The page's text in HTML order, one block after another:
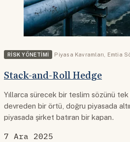
RISK YÖNETIMI Piyasa Kavramları Emtia
Stack-and-Roll Hedge
Yıllarca sürecek bir teslim sözünü tek
devreden bir örtü, doğru piyasada
piyasada şirket batıran bir kapan.
7 Ara 2025